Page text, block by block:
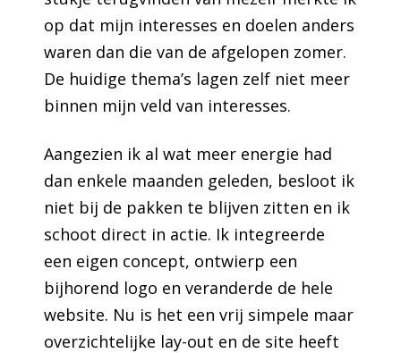
op dat mijn interesses en doelen anders
waren dan die van de afgelopen zomer.
De huidige thema’s lagen zelf niet meer
binnen mijn veld van interesses.
Aangezien ik al wat meer energie had
dan enkele maanden geleden, besloot ik
niet bij de pakken te blijven zitten en ik
schoot direct in actie. Ik integreerde
een eigen concept, ontwierp een
bijhorend logo en veranderde de hele
website. Nu is het een vrij simpele maar
overzichtelijke lay-out en de site heeft